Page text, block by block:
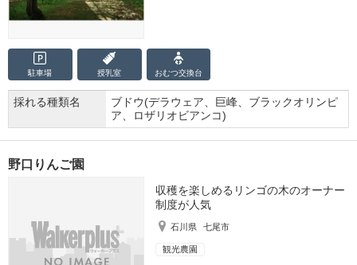
駐車場 授乳室 おむつ交換台
採れる種類名
ブドウ(デラウェア、巨峰、ブラックオリンピ
ア、ロザリオビアンコ)
野口りんご園
収穫を楽しめるリンゴの木のオーナー
制度が人気
石川県 七尾市
観光農園